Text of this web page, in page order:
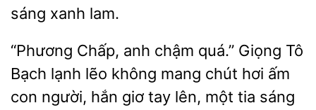
sáng xanh lam.
“Phương Chấp, anh chậm quá.” Giọng Tô
Bạch lạnh
không mang chút hơi ấm
con người, hắn giơ tay lên, một tia sáng